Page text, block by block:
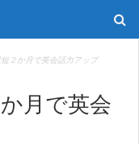
２か月で英会話力アップ
か月で英会